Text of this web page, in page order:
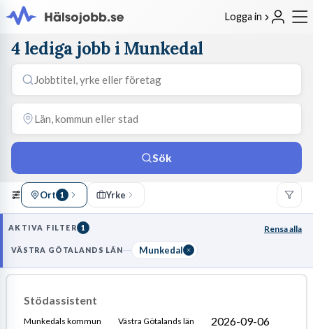
Logga in
4 lediga jobb i Munkedal
Sök
Ort 1 Yrke
AKTIVA FILTER 1 Rensa alla
VÄSTRA GÖTALANDS LÄN Munkedal
Stödassistent
Munkedals kommun Västra Götalands län 2026-09-06